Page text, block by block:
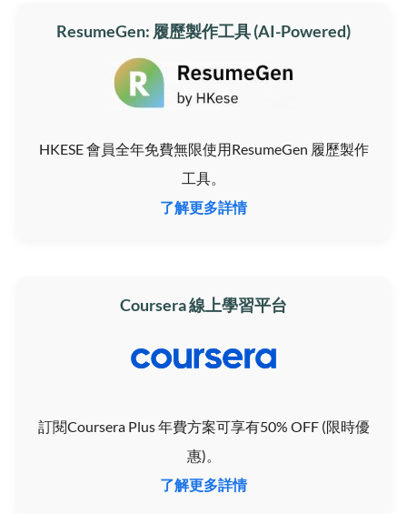
ResumeGen: 履歷製作工具 (AI-Powered)
HKESE 會員全年免費無限使用ResumeGen 履歷製作
工具。
了解更多詳情
Coursera 線上學習平台
訂閱Coursera Plus 年費方案可享有50% OFF (限時優
惠)。
了解更多詳情